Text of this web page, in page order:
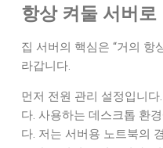
항상 켜둘 서버
집 서버의 핵심은 “거의 항
라갑니다.
먼저 전원 관리 설정입니
다. 사용하는 데스크톱 환
다. 저는 서버용 노트북의